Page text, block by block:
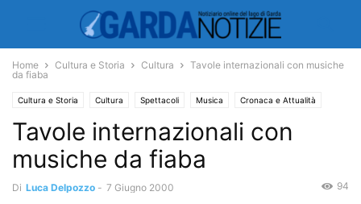
Home Cultura e Storia Cultura
Tavole internazionali con musiche
da fiaba
Cultura e Storia Cultura Spettacoli Musica Cronaca e Attualità
Various
Tavole internazionali con
musiche da fiaba
Di Luca Delpozzo - 7 Giugno 2000 94